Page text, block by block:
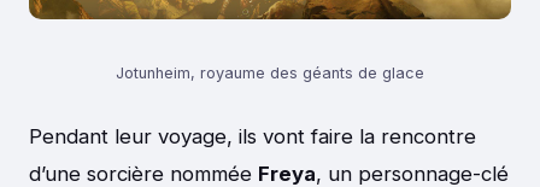
Jotunheim, royaume des géants de glace
Pendant leur voyage, ils vont faire la rencontre
d’une sorcière nommée Freya, un personnage-clé